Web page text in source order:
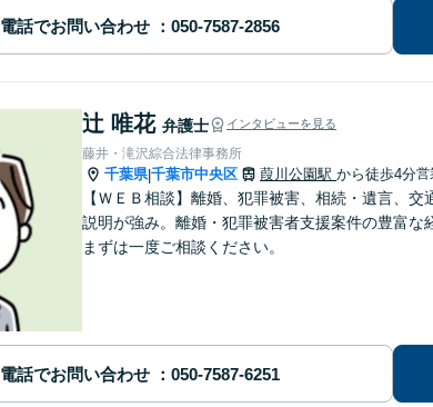
電話でお問い合わせ
辻 唯花 弁護士 インタビューを見る
藤井・滝沢綜合法律事務所
千葉県|千葉市中央区 葭川公園駅 から徒歩4分営
【ＷＥＢ相談】離婚、犯罪被害、相続・遺言、
説明が強み。離婚・犯罪被害者支援案件の豊富な
まずは一度ご相談ください。
電話でお問い合わせ